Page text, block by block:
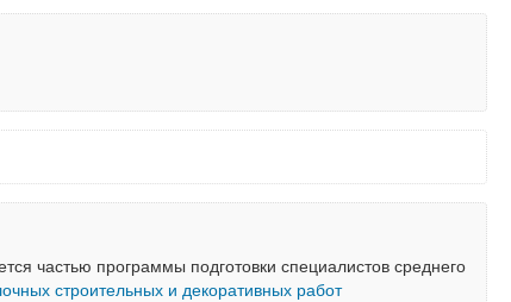
частью программы подготовки специалистов среднего
строительных и декоративных работ